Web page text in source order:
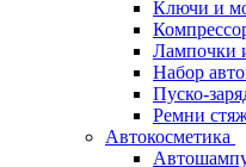
Ключи и
Лампочки
Набор
Пуско-
Ремни
Автокосметика